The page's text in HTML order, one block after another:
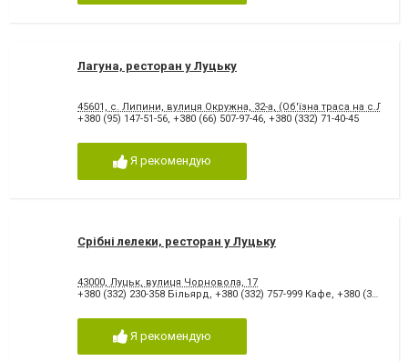
Лагуна, ресторан у Луцьку
45601, с. Липини, вулиця Окружна, 32-а, (Об'їзна траса на
+380 (95) 147-51-56, +380 (66) 507-97-46, +380 (332) 71-40-45
Я рекомендую
Срібні лелеки, ресторан у Луцьку
43000, Луцьк, вулиця Чорновола, 17
+380 (332) 230-358 Більярд, +380 (332) 757-999 Кафе, +380 (332) 757-100 Ресторан
Я рекомендую